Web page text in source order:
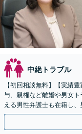
中絶トラブル
【初回相談無料】【実績
与、親権など離婚や男女
える男性弁護士も在籍し
【新静岡駅直結】【子連れ